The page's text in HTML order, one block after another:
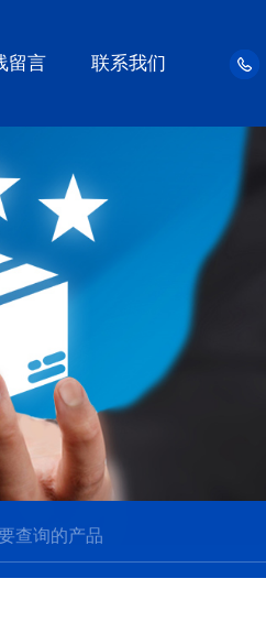
留言 联系我们